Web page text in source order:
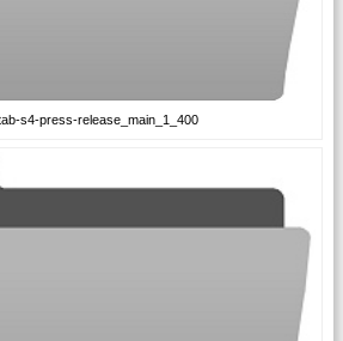
s4-press-release_main_1_400